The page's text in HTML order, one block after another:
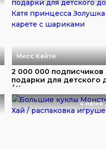
Мисс Кейти
2 000 000 подписчиков
подарки для детского
/ Катя принц...
4 июня